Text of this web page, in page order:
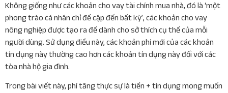
Không giống như các khoản cho vay tài chính mua nhà, đó là ‘một
phong trào cá nhân chỉ đề cập đến bất kỳ’, các khoản cho vay
nông nghiệp được tạo ra để dành cho sở thích cụ thể của mỗi
người dùng. Sử dụng điều này, các khoản phí mới của các khoản
tín dụng này thường cao hơn các khoản tín dụng này đối với các
tòa nhà hộ gia đình.
Trong bài viết này, phí tăng thực sự là tiền + tín dụng mong muốn